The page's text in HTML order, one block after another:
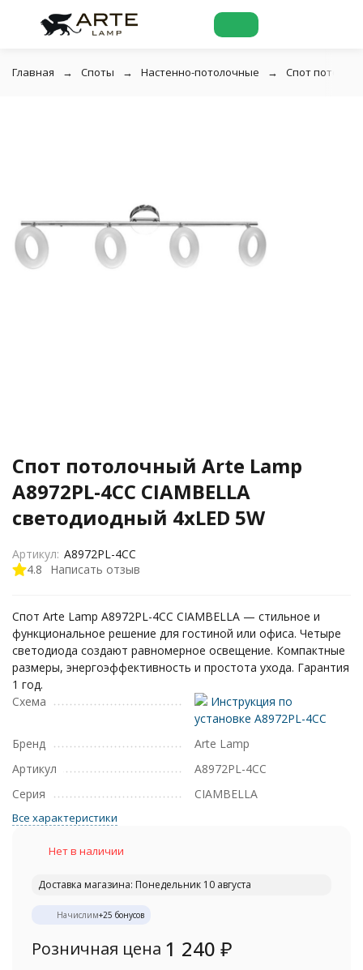
Главная Споты Настенно-потолочные Спот
Спот потолочный Arte Lamp
A8972PL-4CC CIAMBELLA
светодиодный 4xLED 5W
4.8 Написать отзыв
Артикул: A8972PL-4CC
Спот Arte Lamp A8972PL-4CC CIAMBELLA — стильное и
функциональное решение для гостиной или офиса. Четыре
светодиода создают равномерное освещение. Компактные
размеры, энергоэффективность и простота ухода. Гарантия
1 год.
Схема
Инструкция по
установке A8972PL-4CC
Бренд
Arte Lamp
Артикул
A8972PL-4CC
Серия
CIAMBELLA
Все характеристики
Нет в наличии
Доставка магазина: Понедельник 10 августа
Начислим+25 бонусов
Розничная цена 1 240 ₽